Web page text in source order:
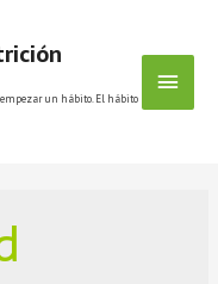
un hábito. El hábito